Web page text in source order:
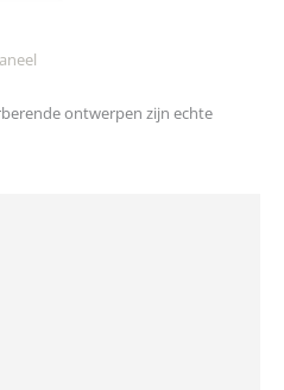
ontwerpen zijn echte